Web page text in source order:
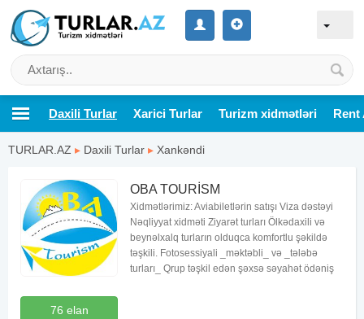
Daxili Turlar Xarici Turlar Turizm xidmətləri Rent
TURLAR.AZ ▸ Daxili Turlar ▸ Xankəndi
76 elan
OBA TOURİSM
Xidmətlərimiz: Aviabiletlərin satışı Viza dəstəyi
Nəqliyyat xidməti Ziyarət turları Ölkədaxili və
beynəlxalq turların olduqca komfortlu şəkildə
təşkili. Fotosessiyali _məktəbli_ və _tələbə
turları_ Qrup təşkil edən şəxsə səyahət ödəniş